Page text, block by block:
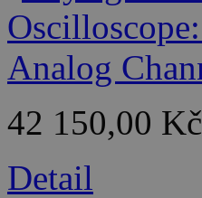
42 150,00 Kč
Detail